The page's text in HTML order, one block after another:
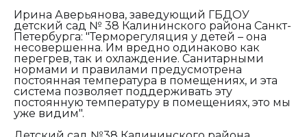
Ирина Аверьянова, заведующий ГБДОУ
детский сад № 38 Калининского района Санкт-
Петербурга: "Терморегуляция у детей – она
несовершенна. Им вредно одинаково как
перегрев, так и охлаждение. Санитарными
нормами и правилами предусмотрена
постоянная температура в помещениях, и эта
система позволяет поддерживать эту
постоянную температуру в помещениях, это мы
уже видим".